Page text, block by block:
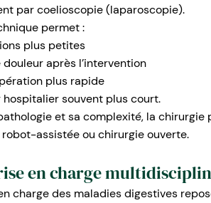
par coelioscopie (laparoscopie).
permet :
plus petites
douleur après l’intervention
plus rapide
hospitalier souvent plus court.
et sa complexité, la
assistée ou chirurgie ouverte.
en charge
charge des maladies digestives